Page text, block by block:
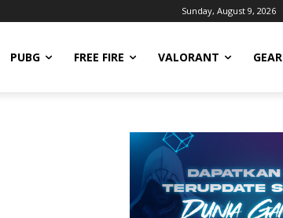
Sunday, August 9, 2026
PUBG FREE FIRE VALORANT GEAR